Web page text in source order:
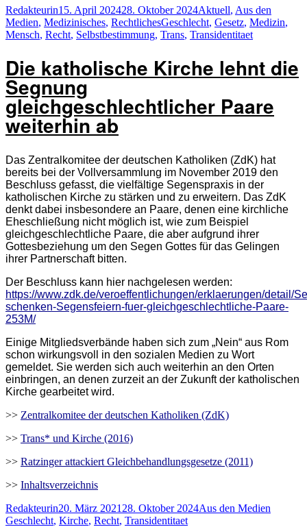
abgelöst“
Autor
RedakteurinVeröffentlicht
am
15. April 202428. Oktober 2024Kategorien
Aktuell, Aus den
Medien, Medizinisches, RechtlichesSchlagwörter
Geschlecht, Gesetz, Medizin,
Mensch, Recht, Selbstbestimmung, Trans, Transidentitaet
Die katholische Kirche lehnt die
Segnung
gleichgeschlechtlicher Paare
weiterhin ab
Das Zentralkomitee der deutschen Katholiken (Zd K) hat
bereits bei der Vollversammlung im November 2019 den
Beschluss gefasst, die vielfältige Segenspraxis in der
katholischen Kirche zu stärken und zu erweitern. Das ZdK
denkt dabei insbesondere an Paare, denen eine kirchliche
Eheschließung nicht möglich ist, wie zum Beispiel
gleichgeschlechtliche Paare, die aber aufgrund ihrer
Gottesbeziehung um den Segen Gottes für das Gelingen
ihrer Partnerschaft bitten.
Der Beschluss kann hier nachge lesen werden:
https://www.zdk.de/veroeffentlichungen/erklaerungen/detail/
schenken-Segensfeiern-fuer-gleichgeschlechtliche-Paare-
253M/
Einige Mitgliedsverbände haben sich zum „Nein“ aus Rom
schon wirkungsvoll in den sozialen Medien zu Wort
gemeldet. Sie werden sich auch weiterhin an den Orten
einbringen, an denen zurzeit an der Zukunft der katholischen
Kirche gearbeitet wird.
>> Zentralkomitee der deutschen Katholiken (ZdK)
>> Trans* und Kirche (2016)
>> Ratzinger attackiert Gleichbehandlungsgesetze (2011)
>> Inhaltsverzeichnis
Autor
RedakteurinVeröffentlicht
am
20. März 2021 28. Oktober 2024Kategorien
Aus den Medien
Geschlecht, Kirche, Recht, Transidentitaet